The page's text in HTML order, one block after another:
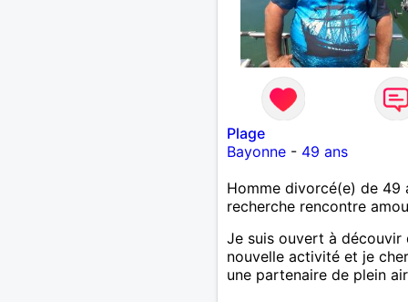
Plage
Bayonne- 49 ans
Homme divorcé(e) de 49
recherche rencontre
Je suis ouvert à découvir
nouvelle activité et je
une partenaire de plein air